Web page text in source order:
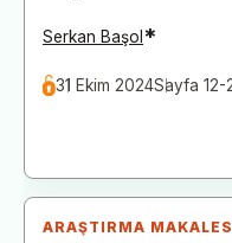
Serkan Başol *
31 Ekim 2024Sayfa 12-
ARAŞTIRMA